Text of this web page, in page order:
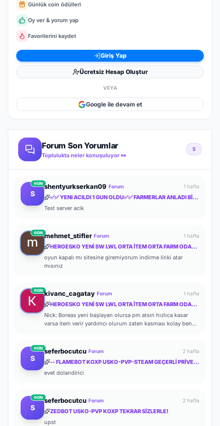
Günlük coin ödülleri
Oy ver & yorum yap
Favorilerini kaydet
Giriş Yap
Ücretsiz Hesap Oluştur
VEYA
Google ile devam et
Forum Son Yorumlar
Toplulukta neler konuşuluyor 👀
5
S
ON shentyurkserkan09 Forum 1 hafta
✅✅ YENI ACILDI 1 GUN OLDU✅✅ FARMERLAR ANLADI BİLE !! MYTHKO 20:00 'da ONLİNE ✅✅
Test server acik
ON mehmet_stifler Forum 1 hafta
HEROESKO YENİ SW LWL ORTA İTEM ORTA FARM ODAKLI HERKESİ BEKLERİZ
oyun kapalı mı sitesine giremiyorum indirme linki atar
mısınız
ON kivanc_cagatay Forum 1 hafta
HEROESKO YENİ SW LWL ORTA İTEM ORTA FARM ODAKLI HERKESİ BEKLERİZ
Nick: Boreas yeni başlayan olursa pm atsın hızlıca kasar
varsa item verir yardımcı olurum zaten kasması kolay ben
S
ON seferbocutcu Forum 2 hafta
-- FLAMEBOT KOXP USKO-PVP-STEAM GEÇERLİ PRİVETE KOXP--
evet dolandirici
S
ON seferbocutcu Forum 2 hafta
ZEDBOT USKO-PVP KOXP TEKRAR SİZLERLE!
upst